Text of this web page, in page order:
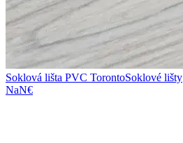
Soklová lišta PVC TorontoSoklové lišty
NaN€